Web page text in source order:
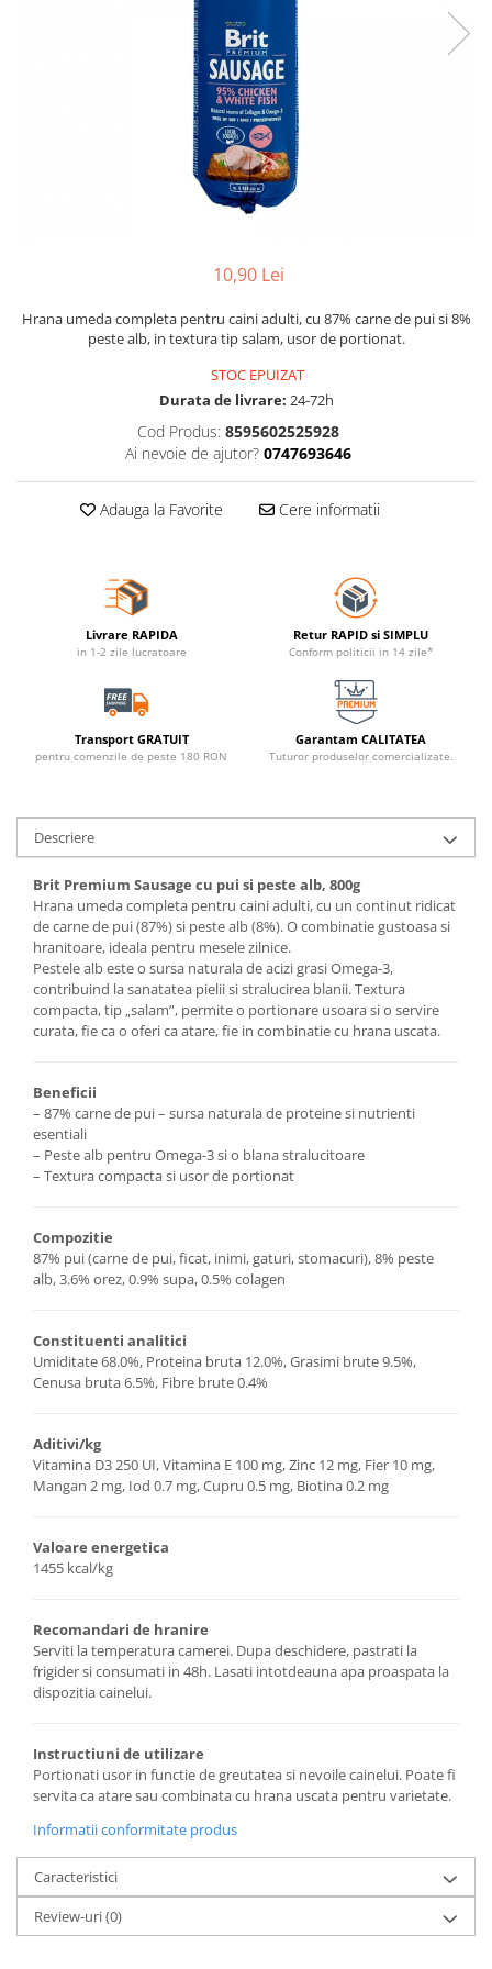
10,90 Lei
Hrana umeda completa pentru caini adulti, cu 87% carne de pui si 8%
peste alb, in textura tip salam, usor de portionat.
STOC EPUIZAT
Durata de livrare: 24-72h
Cod Produs: 8595602525928
Ai nevoie de ajutor? 0747693646
Adauga la Favorite Cere informatii
Livrare RAPIDA
in 1-2 zile lucratoare
Retur RAPID si SIMPLU
Conform politicii in 14 zile*
Transport GRATUIT
pentru comenzile de peste 180 RON
Garantam CALITATEA
Tuturor produselor comercializate.
Descriere
Brit Premium Sausage cu pui si peste alb, 800g
Hrana umeda completa pentru caini adulti, cu un continut ridicat
de carne de pui (87%) si peste alb (8%). O combinatie gustoasa si
hranitoare, ideala pentru mesele zilnice.
Pestele alb este o sursa naturala de acizi grasi Omega-3,
contribuind la sanatatea pielii si stralucirea blanii. Textura
compacta, tip „salam”, permite o portionare usoara si o servire
curata, fie ca o oferi ca atare, fie in combinatie cu hrana uscata.
Beneficii
– 87% carne de pui – sursa naturala de proteine si nutrienti
esentiali
– Peste alb pentru Omega-3 si o blana stralucitoare
– Textura compacta si usor de portionat
Compozitie
87% pui (carne de pui, ficat, inimi, gaturi, stomacuri), 8% peste
alb, 3.6% orez, 0.9% supa, 0.5% colagen
Constituenti analitici
Umiditate 68.0%, Proteina bruta 12.0%, Grasimi brute 9.5%,
Cenusa bruta 6.5%, Fibre brute 0.4%
Aditivi/kg
Vitamina D3 250 UI, Vitamina E 100 mg, Zinc 12 mg, Fier 10 mg,
Mangan 2 mg, Iod 0.7 mg, Cupru 0.5 mg, Biotina 0.2 mg
Valoare energetica
1455 kcal/kg
Recomandari de hranire
Serviti la temperatura camerei. Dupa deschidere, pastrati la
frigider si consumati in 48h. Lasati intotdeauna apa proaspata la
dispozitia cainelui.
Instructiuni de utilizare
Portionati usor in functie de greutatea si nevoile cainelui. Poate fi
servita ca atare sau combinata cu hrana uscata pentru varietate.
Informatii conformitate produs
Caracteristici
Review-uri(0)